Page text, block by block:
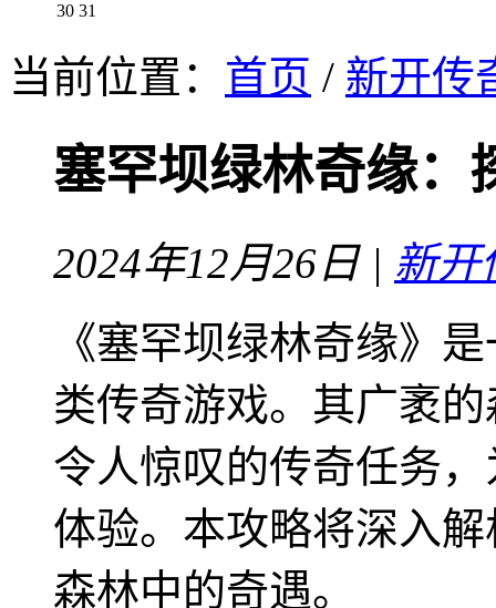
30 31
当前位置： 首页 / 新开传
塞罕坝绿林奇缘：
2024年12月26日 | 新开
《塞罕坝绿林奇缘》
类传奇游戏。其广袤
令人惊叹的传奇任务
体验。本攻略将深入
森林中的奇遇。